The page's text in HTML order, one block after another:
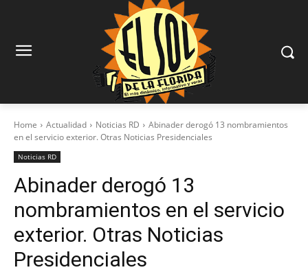
Home Actualidad Noticias RD
Abinader derogó 13 nombramientos
en el servicio exterior. Otras Noticias Presidenciales
Noticias RD
Abinader derogó 13
nombramientos en el servicio
exterior. Otras Noticias
Presidenciales